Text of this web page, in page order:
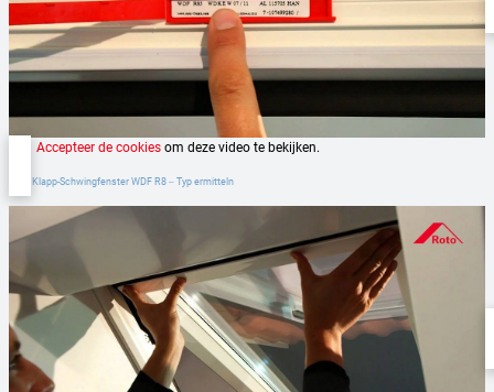
Accepteer de cookies om deze video te bekijken.
Roto Klapp-Schwingfenster WDF R8 ‒ Typ ermitteln